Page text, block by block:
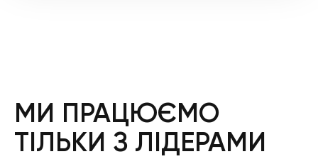
МИ ПРАЦЮЄМО
ТІЛЬКИ З ЛІДЕРАМИ